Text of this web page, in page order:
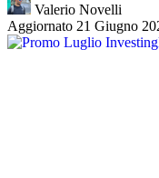
Valerio Novelli
Aggiornato 21 Giugno